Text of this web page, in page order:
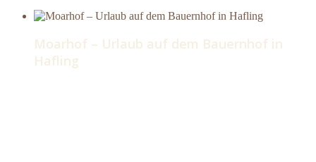
Moarhof – Urlaub auf dem Bauernhof in
Hafling